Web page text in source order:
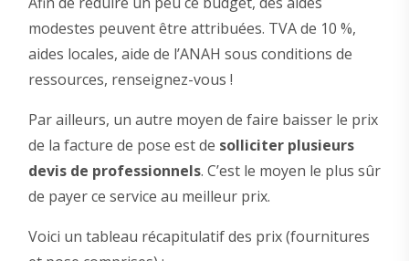
modestes peuvent être attribuées. TVA de 10 %,
aides locales, aide de l’ANAH sous conditions de
ressources, renseignez-vous !
Par ailleurs, un autre moyen de faire baisser le prix
de la facture de pose est de solliciter plusieurs
devis de professionnels. C’est le moyen le plus sûr
de payer ce service au meilleur prix.
Voici un tableau récapitulatif des prix (fournitures